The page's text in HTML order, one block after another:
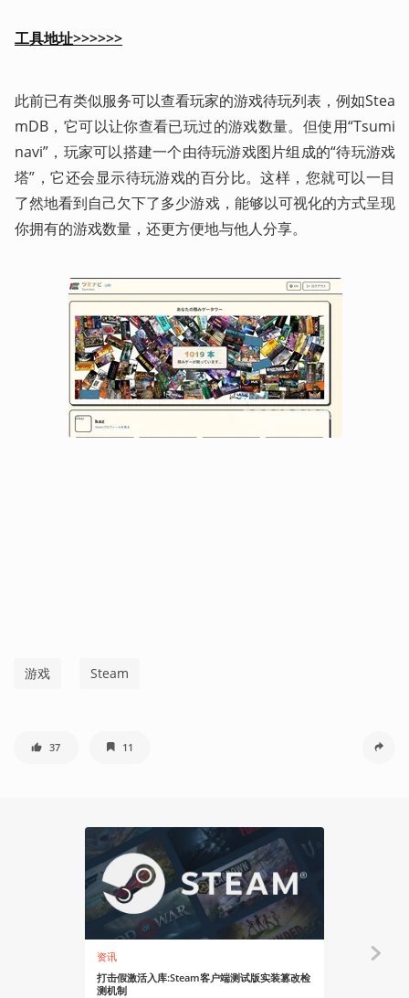
工具地址>>>>>>
此前已有类似服务可以查看玩家的游戏待玩列表，例如Stea
mDB，它可以让你查看已玩过的游戏数量。但使用“Tsumi
navi”，玩家可以搭建一个由待玩游戏图片组成的“待玩游戏
塔”，它还会显示待玩游戏的百分比。这样，您就可以一目
了然地看到自己欠下了多少游戏，能够以可视化的方式呈现
你拥有的游戏数量，还更方便地与他人分享。
游戏 Steam
37 11
资讯
打击假激活入库:Steam客户端测试版实装篡改检
测机制